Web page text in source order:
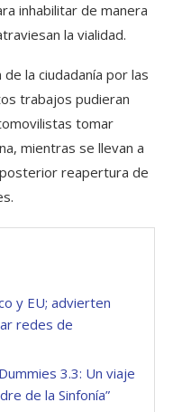
inhabilitar de manera
la vialidad.
de la ciudadanía por las
trabajos pudieran
tomar
mientras se llevan a
reapertura de
y EU; advierten
redes de
3.3: Un viaje
de la Sinfonía”